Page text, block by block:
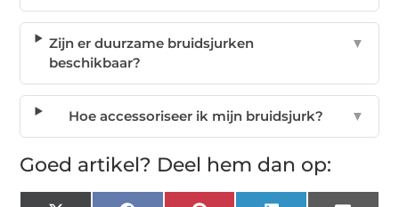
Zijn er duurzame bruidsjurken
beschikbaar?
▼
Hoe accessoriseer ik mijn bruidsjurk? ▼
Goed artikel? Deel hem dan op: